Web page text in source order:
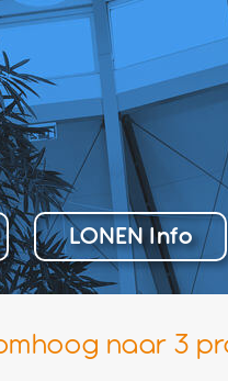
LONEN Info
naar 3